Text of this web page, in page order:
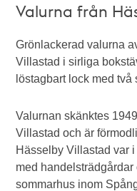
Valurna från
Grönlackerad valurna
Villastad i sirliga
löstagbart lock med
Valurnan skänktes
Villastad och är
Hässelby Villastad var
med
sommarhus inom